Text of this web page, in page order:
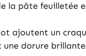
la pâte feuilletée
ajoutent un
dorure